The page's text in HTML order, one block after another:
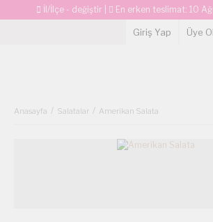
İl/İlçe - değiştir En erken teslimat: 10
Giriş Yap Üye Ol
Anasayfa Salatalar Amerikan Salata